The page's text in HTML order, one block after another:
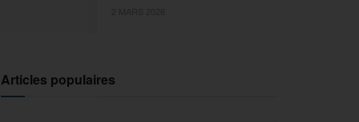
Articles populaires